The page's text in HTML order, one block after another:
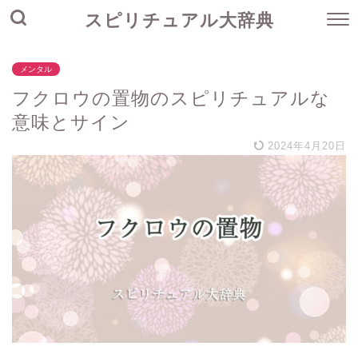
スピリチュアル大辞典
メンタル
フクロウの置物のスピリチュアルな
意味とサイン
2024年4月20日